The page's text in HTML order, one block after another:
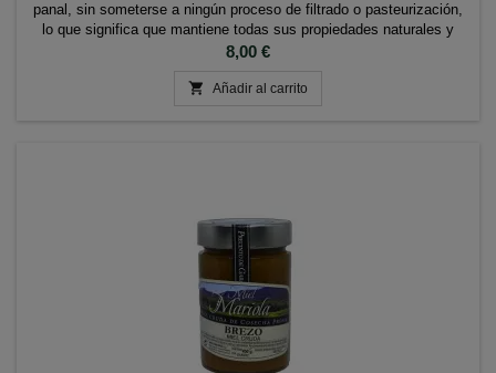
panal, sin someterse a ningún proceso de filtrado o pasteurización,
lo que significa que mantiene todas sus propiedades naturales y
nutrientes. La miel de romero sin filtrar es conocida por su sabor
Precio
8,00 €
 Añadir al carrito